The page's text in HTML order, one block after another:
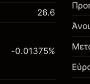
είναι
μέσω CFDs και
26.6
-0.01375%